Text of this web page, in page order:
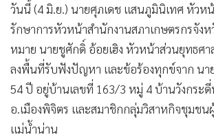
• ชุมชน-คุณภาพชีวิต
• อาชญากรรม
• Motoring
เกม
วิทยาศาสตร์
SMEs
วันนี้ (4 มิ.ย.) นายศุภเดช แสนภูมินิเทศ หัวห
รักษาการหัวหน้าสำนักงานสภาเกษตรกรจัง
หมาย นายชูศักดิ์ อ้อยเฮิง หัวหน้าส่วนยุทธศา
ลงพื้นที่รับฟังปัญหา และข้อร้องทุกข์จาก นา
54 ปี อยู่บ้านเลขที่ 163/3 หมู่ 4 บ้านวังกระดี่
อ.เมืองพิจิตร และสมาชิกกลุ่มวิสาหกิจชุมชน
แม่น้ำน่าน